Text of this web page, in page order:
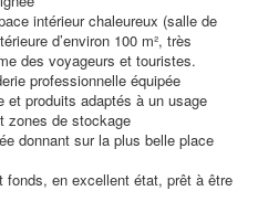
intérieur chaleureux (salle de
d’environ 100 m², très
des voyageurs et touristes.
professionnelle équipée
et produits adaptés à un usage
zones de stockage
donnant sur la plus belle place
fonds, en excellent état, prêt à être